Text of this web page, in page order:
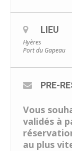
LIEU
Hyères
Port du Gapeau
PRE-
Vous
validés à
au plus